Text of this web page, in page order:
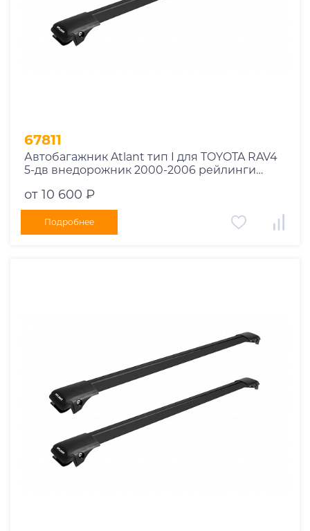
67811
Автобагажник Atlant тип I для TOYOTA RAV4
5-дв внедорожник 2000-2006 рейлинги
от 10 600 ₽
Подробнее